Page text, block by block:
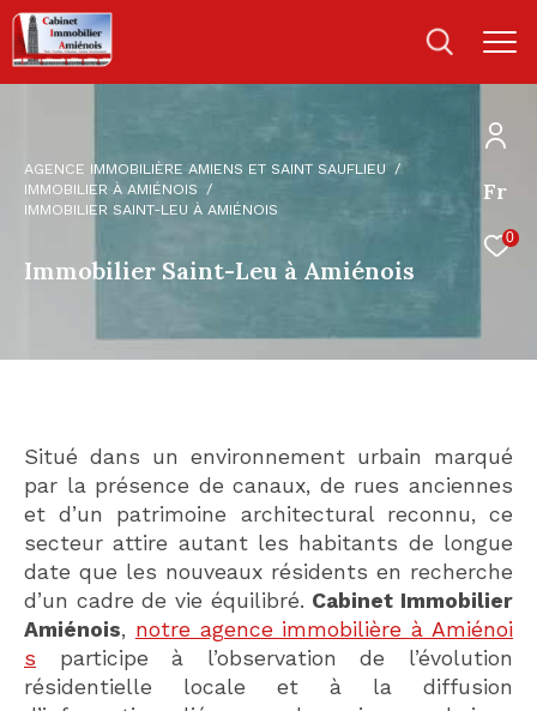
Fr
0
AGENCE IMMOBILIÈRE AMIENS ET SAINT SAUFLIEU
IMMOBILIER À AMIÉNOIS
IMMOBILIER SAINT-LEU À AMIÉNOIS
Immobilier Saint-Leu à Amiénois
Situé dans un environnement urbain marqué
par la présence de canaux, de rues anciennes
et d’un patrimoine architectural reconnu, ce
secteur attire autant les habitants de longue
date que les nouveaux résidents en recherche
d’un cadre de vie équilibré. Cabinet Immobilier
Amiénois, notre agence immobilière à Amiénoi
s participe à l’observation de l’évolution
résidentielle locale et à la diffusion